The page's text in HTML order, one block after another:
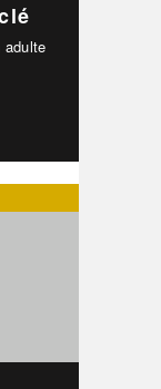
adulte